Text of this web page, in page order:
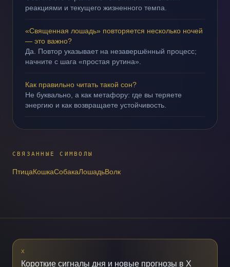
реакциями и текущего жизненного темпа.
«Священная лошадь» повторяется несколько ночей
— это важно?
Да. Повтор указывает на незавершённый процесс;
начните с шага «простая рутина».
Как правильно читать такой сон?
Не буквально, а как метафору: где вы теряете
энергию и как возвращаете устойчивость.
СВЯЗАННЫЕ СИМВОЛЫ
ПтицаКошкаСобакаЛошадьВолк
X
Короткие сигналы дня и новые прогнозы в X